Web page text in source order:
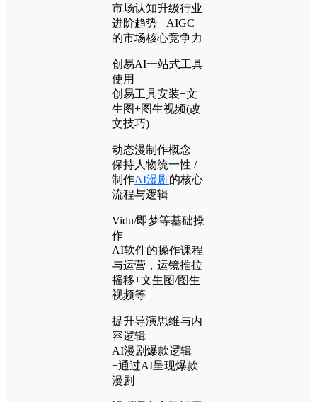
市场认知升级行业
进阶趋势 +AIGC
的市场核心竞争力
创易AI一站式工具
使用
创易工具安装+文
生图+图生视频(改
文技巧)
动态漫制作概念
保持人物统一性 /
制作AI漫剧 的核心
流程与逻辑
Vidu/即梦等基础操
作
AI软件的操作课程
与运营，运镜推拉
摇移+文生图/图生
视频等
提升导演思维与内
容逻辑
AI漫剧爆款逻辑
+通过AI呈现爆款
漫剧